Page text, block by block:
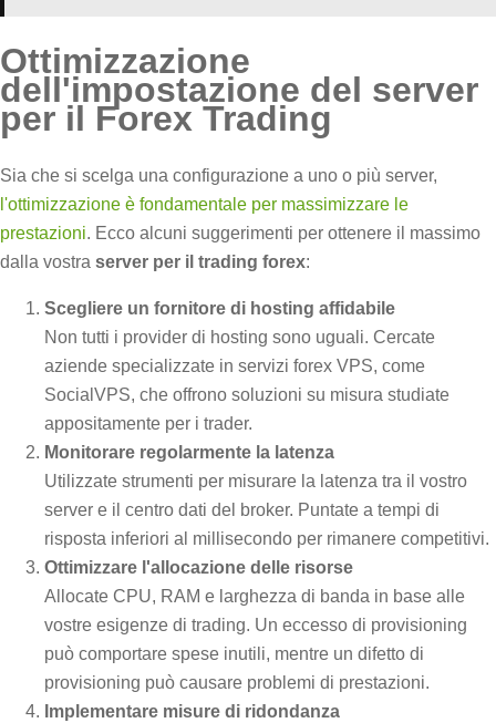
Ottimizzazione
dell'impostazione del server
per il Forex Trading
Sia che si scelga una configurazione a uno o più server,
l'ottimizzazione è fondamentale per massimizzare le
prestazioni. Ecco alcuni suggerimenti per ottenere il massimo
dalla vostra server per il trading forex:
Scegliere un fornitore di hosting affidabile
Non tutti i provider di hosting sono uguali. Cercate
aziende specializzate in servizi forex VPS, come
SocialVPS, che offrono soluzioni su misura studiate
appositamente per i trader.
Monitorare regolarmente la latenza
Utilizzate strumenti per misurare la latenza tra il vostro
server e il centro dati del broker. Puntate a tempi di
risposta inferiori al millisecondo per rimanere competitivi.
Ottimizzare l'allocazione delle risorse
Allocate CPU, RAM e larghezza di banda in base alle
vostre esigenze di trading. Un eccesso di provisioning
può comportare spese inutili, mentre un difetto di
provisioning può causare problemi di prestazioni.
Implementare misure di ridondanza